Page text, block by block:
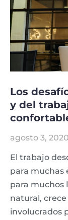
Los
y del
agosto 3, 2020
El trabajo
para muchas
para muchos
natural, crece
involucrados